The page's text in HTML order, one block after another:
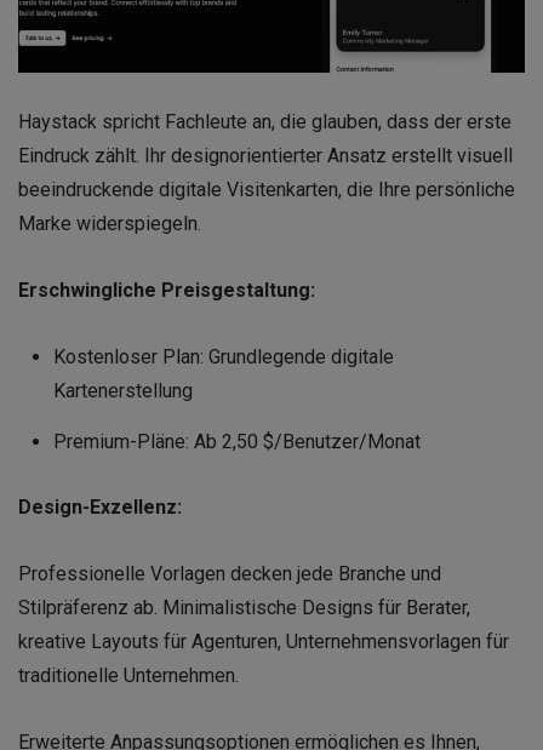
Haystack spricht Fachleute an, die glauben, dass der erste
Eindruck zählt. Ihr designorientierter Ansatz erstellt visuell
beeindruckende digitale Visitenkarten, die Ihre persönliche
Marke widerspiegeln.
Erschwingliche Preisgestaltung:
Kostenloser Plan: Grundlegende digitale
Kartenerstellung
Premium-Pläne: Ab 2,50 $/Benutzer/Monat
Design-Exzellenz:
Professionelle Vorlagen decken jede Branche und
Stilpräferenz ab. Minimalistische Designs für Berater,
kreative Layouts für Agenturen, Unternehmensvorlagen für
traditionelle Unternehmen.
Erweiterte Anpassungsoptionen ermöglichen es Ihnen,